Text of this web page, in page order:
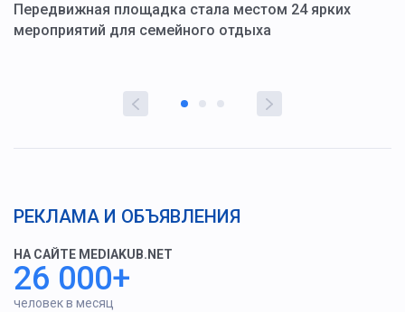
Передвижная площадка стала местом 24 ярких
мероприятий для семейного отдыха
РЕКЛАМА И ОБЪЯВЛЕНИЯ
НА САЙТЕ MEDIAKUB.NET
26 000+
человек в месяц